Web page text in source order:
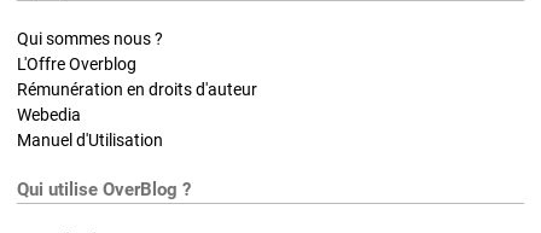
Qui sommes nous ?
L'Offre Overblog
Rémunération en droits d'auteur
Webedia
Manuel d'Utilisation
Qui utilise OverBlog ?